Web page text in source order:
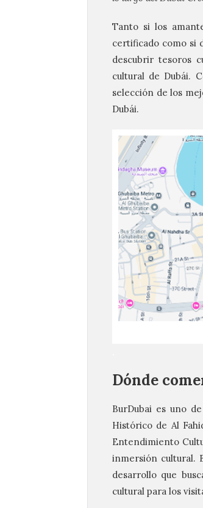
Tanto si los
certificado como si
descubrir tesoros
cultural de Dubái.
selección de los
Dubái.
Dónde
BurDubai es uno
Histórico de Al
Entendimiento
inmersión cultural.
desarrollo que
cultural para los